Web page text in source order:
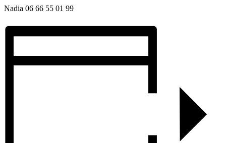
Nadia 06 66 55 01 99